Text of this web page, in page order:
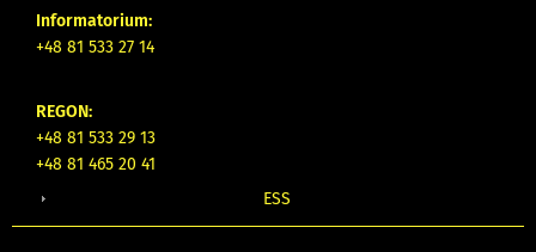
Informatorium:
+48 81 533 27 14
REGON:
+48 81 533 29 13
+48 81 465 20 41
ESS